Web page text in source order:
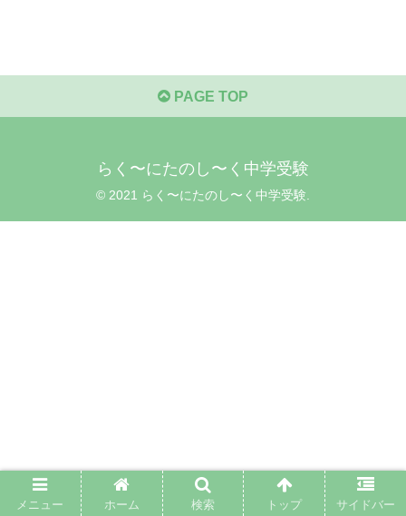
PAGE TOP
らく〜にたのし〜く中学受験
© 2021 らく〜にたのし〜く中学受験.
メニュー ホーム 検索 トップ サイドバー